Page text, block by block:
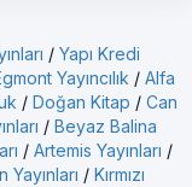
/ Yapı Kredi
Yayıncılık / Alfa
/ Doğan Kitap / Can
/ Beyaz Balina
/ Artemis Yayınları /
Yayınları / Kırmızı